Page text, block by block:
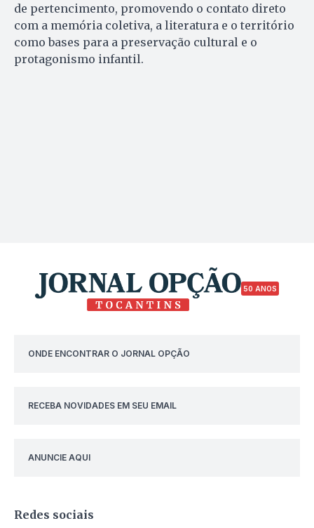
de pertencimento, promovendo o contato direto
com a memória coletiva, a literatura e o território
como bases para a preservação cultural e o
protagonismo infantil.
50 ANOS
ONDE ENCONTRAR O JORNAL OPÇÃO
RECEBA NOVIDADES EM SEU EMAIL
ANUNCIE AQUI
Redes sociais